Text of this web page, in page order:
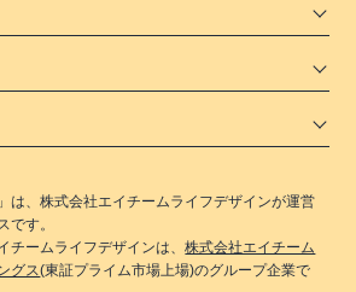
」は、株式会社エイチームライフデザインが運営
です。
チームライフデザインは、株式会社エイチーム
グス(東証プライム市場上場)のグループ企業で